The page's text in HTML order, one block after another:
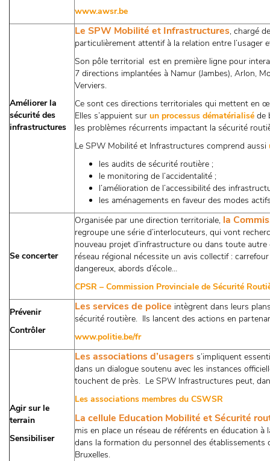
www.awsr.be
Améliorer la
sécurité des
infrastructures
Le SPW Mobilité et Infrastructures, chargé
particulièrement attentif à la relation entre l’usager
Son pôle territorial est en première ligne pour
7 directions implantées à Namur (Jambes), Arlon,
Verviers.
Ce sont ces directions territoriales qui mettent en
Elles s’appuient sur un processus dématérialisé de
les problèmes récurrents impactant la sécurité
Le SPW Mobilité et Infrastructures comprend aussi
les audits de sécurité routière ;
le monitoring de l’accidentalité ;
l’amélioration de l’accessibilité des
les aménagements en faveur des modes
Se concerter
Organisée par une direction territoriale, la
regroupe une série d’interlocuteurs, qui vont
nouveau projet d’infrastructure ou dans toute
réseau régional nécessite un avis collectif :
dangereux, abords d’école…
CPSR – Commission Provinciale de Sécurité
Prévenir
Contrôler
Les services de police intègrent dans leurs
sécurité routière. Ils lancent des actions en
www.politie.be/fr
Agir sur le
terrain
Sensibiliser
Les associations d’usagers s’impliquent
dans un dialogue soutenu avec les instances
touchent de près. Le SPW Infrastructures peut,
Les associations membres du CSWSR
La cellule Education Mobilité et Sécurité
mis en place un réseau de référents en éducation
dans la formation du personnel des établissements
Bruxelles.